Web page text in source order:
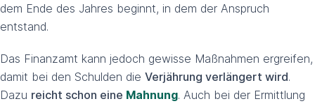
dem Ende des Jahres beginnt, in dem der Anspruch
entstand.
Das Finanzamt kann jedoch gewisse Maßnahmen ergreifen,
damit bei den Schulden die Verjährung verlängert wird.
Dazu reicht schon eine Mahnung. Auch bei der Ermittlung